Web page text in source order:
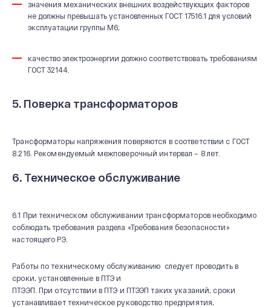
значения механических внешних воздействующих факторов
не должны превышать установленных ГОСТ 17516.1 для условий
эксплуатации группы М6;
качество электроэнергии должно соответствовать требованиям
ГОСТ 32144.
5. Поверка трансформаторов
Трансформаторы напряжения поверяются в соответствии с ГОСТ
8.216. Рекомендуемый межповерочный интервал – 8 лет.
6. Техническое обслуживание
6.1 При техническом обслуживании трансформаторов необходимо
соблюдать требования раздела «Требования безопасности»
настоящего РЭ.
Работы по техническому обслуживанию следует проводить в
сроки, установленные в ПТЭ и
ПТЭЭП. При отсутствии в ПТЭ и ПТЭЭП таких указаний, сроки
устанавливает техническое руководство предприятия,